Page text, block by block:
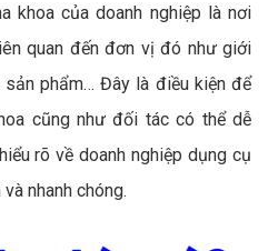
khoa của doanh nghiệp là nơi
quan đến đơn vị đó như giới
phẩm… Đây là điều kiện để
cũng như đối tác có thể dễ
rõ về doanh nghiệp dụng cụ
nhanh chóng.